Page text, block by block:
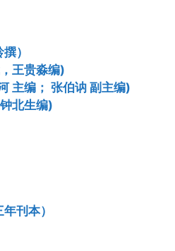
）
王贵淼编)
主编； 张伯讷 副主编)
北生编)
刊本）